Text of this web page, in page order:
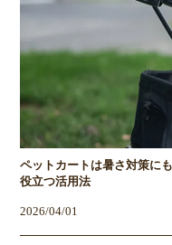
ペットカートは暑さ対策に
役立つ活用法
2026/04/01